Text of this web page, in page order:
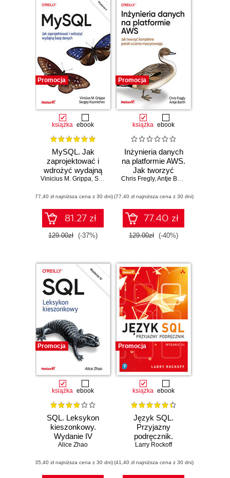
Promocja
książka ebook
MySQL. Jak
zaprojektować i
wdrożyć wydajną
bazę danych.
Vinicius M. Grippa, Sergey Kuzmichev
(77,40 zł najniższa cena z 30 dni)
81.27 zł
129.00zł (-37%)
Promocja
książka ebook
Inżynieria danych
na platformie AWS.
Jak tworzyć
kompletne potoki
maszynowego
Chris Fregly,Antje Barth
(77,40 zł najniższa cena z 30 dni)
77.40 zł
129.00zł (-40%)
Promocja
książka ebook
SQL. Leksykon
kieszonkowy.
Wydanie IV
Alice Zhao
(35,40 zł najniższa cena z 30 dni)
Promocja
książka ebook
Język SQL.
Przyjazny
podręcznik.
Wydanie III
Larry Rockoff
(41,40 zł najniższa cena z 30 dni)